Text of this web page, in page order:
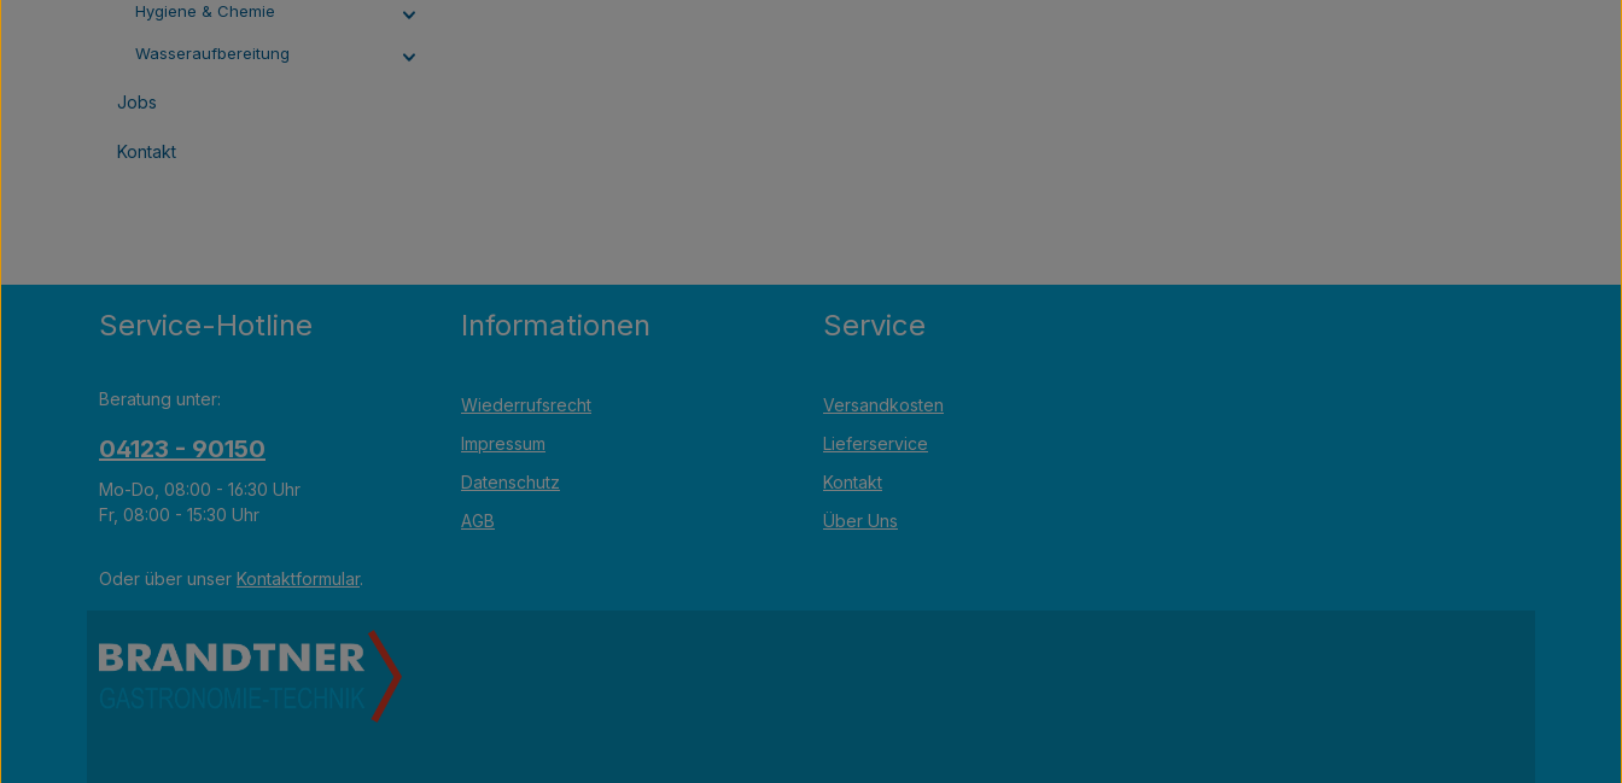
Hygiene & Chemie
Wasseraufbereitung
Jobs
Kontakt
Service-Hotline
Beratung unter:
04123 - 90150
Mo-Do, 08:00 - 16:30 Uhr
Fr, 08:00 - 15:30 Uhr
Oder über unser Kontaktformular.
Informationen
Wiederrufsrecht
Impressum
Datenschutz
AGB
Service
Versandkosten
Lieferservice
Kontakt
Über Uns